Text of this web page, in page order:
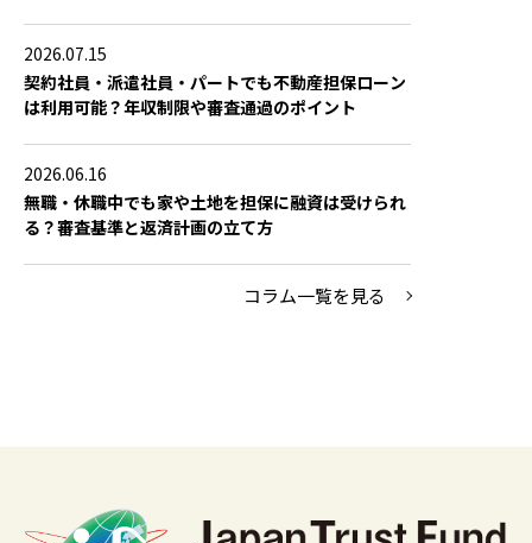
2026.07.15
契約社員・派遣社員・パートでも不動産担保ローン
は利用可能？年収制限や審査通過のポイント
2026.06.16
無職・休職中でも家や土地を担保に融資は受けられ
る？審査基準と返済計画の立て方
コラム一覧を見る